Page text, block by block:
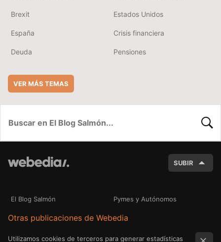
Brexit Estados Unidos
España Crisis financiera
Deuda Pensiones
VER MÁS TEMAS
SUBIR
El Blog Salmón Pymes y Autónomos
Otras publicaciones de Webedia
Utilizamos cookies de terceros para generar estadísticas